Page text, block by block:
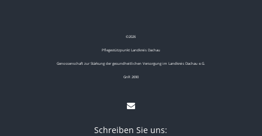
©2026
Pflegestützpunkt Landkreis Dachau
Genossenschaft zur Stärkung der gesundheitlichen Versorgung im Landkreis Dachau e.G.
GnR 2690
Schreiben Sie uns: